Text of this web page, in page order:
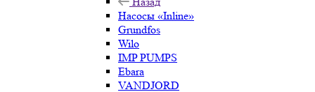
Насосы «Inline»
Grundfos
Wilo
IMP PUMPS
Ebara
VANDJORD